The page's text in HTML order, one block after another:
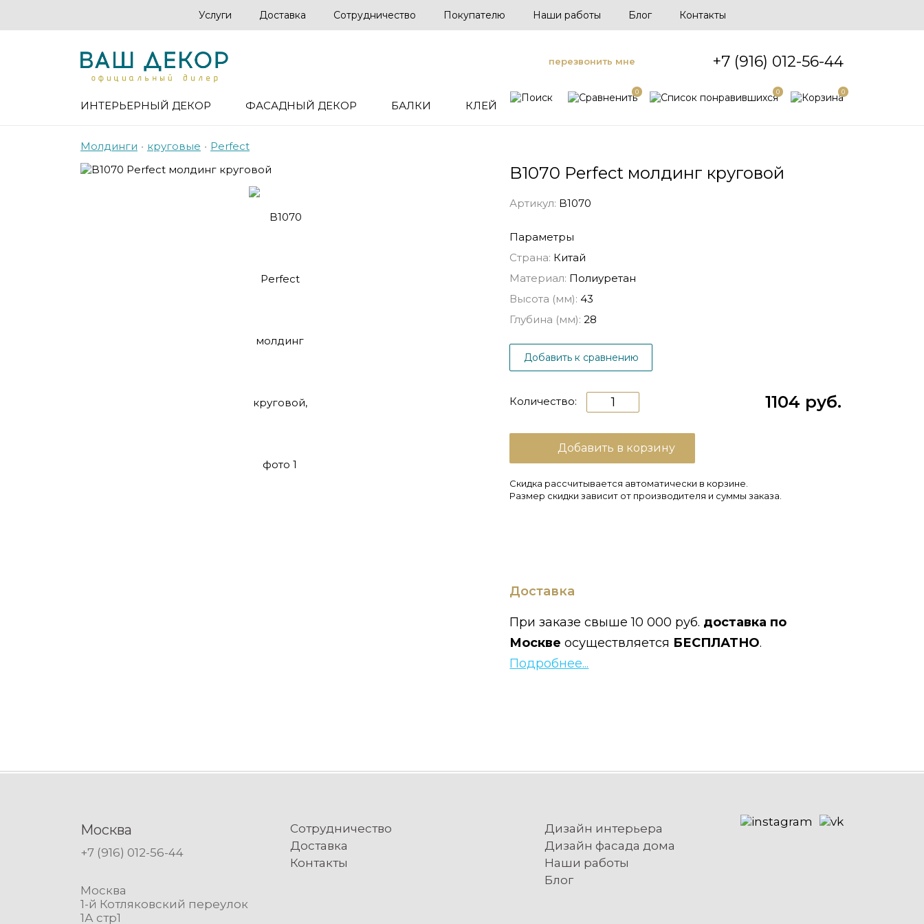
Услуги Доставка Сотрудничество Покупателю Наши работы Блог Контакты
перезвонить мне +7 (916) 012-56-44
ИНТЕРЬЕРНЫЙ ДЕКОР ФАСАДНЫЙ ДЕКОР БАЛКИ КЛЕЙ
0 0 0
Молдинги • круговые • Perfect
B1070 Perfect молдинг круговой
Артикул: B1070
Параметры
Страна: Китай
Материал: Полиуретан
Высота (мм): 43
Глубина (мм): 28
Добавить к сравнению
1104 руб.
Количество:
Добавить в корзину
Скидка рассчитывается автоматически в корзине.
Размер скидки зависит от производителя и суммы заказа.
Доставка
При заказе свыше 10 000 руб. доставка по
Москве осуществляется БЕСПЛАТНО.
Подробнее...
Москва
+7 (916) 012-56-44
Москва
1-й Котляковский переулок
1А стр1
Сотрудничество
Доставка
Контакты
Дизайн интерьера
Дизайн фасада дома
Наши работы
Блог